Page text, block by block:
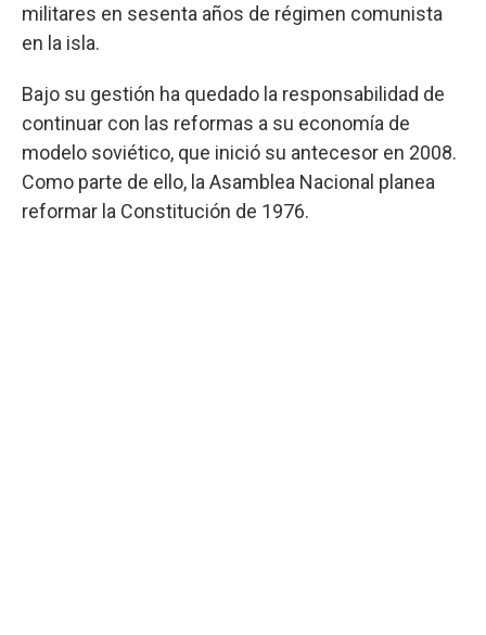
militares en sesenta años de régimen comunista
en la isla.
Bajo su gestión ha quedado la responsabilidad de
continuar con las reformas a su economía de
modelo soviético, que inició su antecesor en 2008.
Como parte de ello, la Asamblea Nacional planea
reformar la Constitución de 1976.